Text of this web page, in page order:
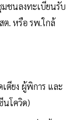
ชนลงทะเบียนรับ
. หรือ รพ.ใกล้
ตียง ผู้พิการ และ
นโควิด)